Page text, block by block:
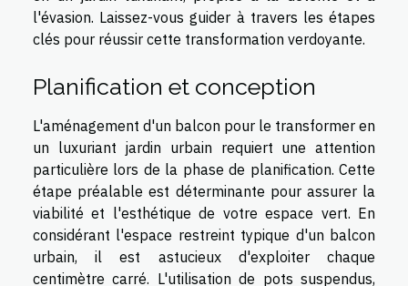
l'évasion. Laissez-vous guider à travers les étapes
clés pour réussir cette transformation verdoyante.
Planification et conception
L'aménagement d'un balcon pour le transformer en
un luxuriant jardin urbain requiert une attention
particulière lors de la phase de planification. Cette
étape préalable est déterminante pour assurer la
viabilité et l'esthétique de votre espace vert. En
considérant l'espace restreint typique d'un balcon
urbain, il est astucieux d'exploiter chaque
centimètre carré. L'utilisation de pots suspendus,